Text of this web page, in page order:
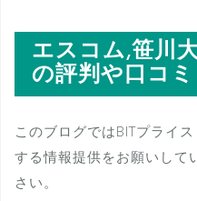
エスコム,笹川
の評判や口コミ
このブログではBITプライ
する情報提供をお願いして
さい。